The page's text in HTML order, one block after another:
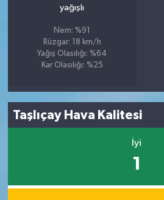
yağışlı
Nem: %91
Rüzgar: 18 km/h
Yağış Olasılığı: %64
Kar Olasılığı: %25
Taşlıçay Hava Kalitesi
İyi
1